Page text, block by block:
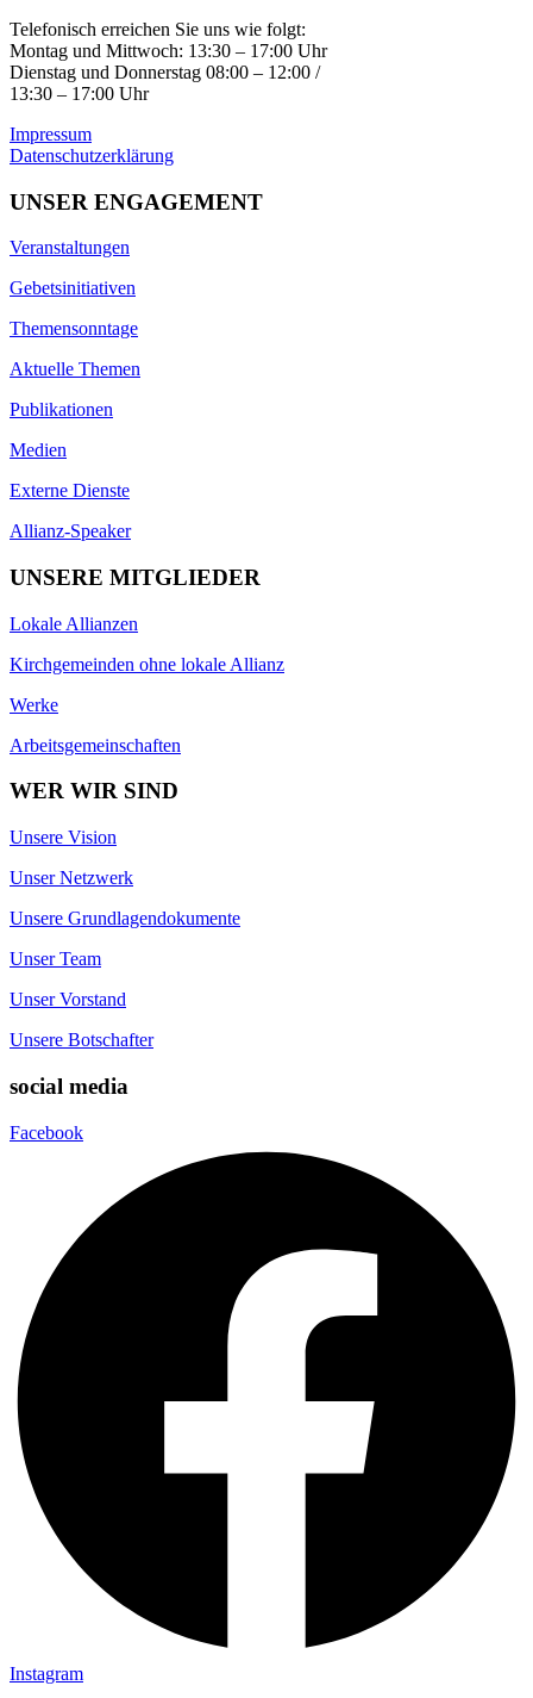
Telefonisch erreichen Sie uns wie folgt:
Montag und Mittwoch: 13:30 – 17:00 Uhr
Dienstag und Donnerstag 08:00 – 12:00 /
13:30 – 17:00 Uhr
Impressum
Datenschutzerklärung
UNSER ENGAGEMENT
Veranstaltungen
Gebetsinitiativen
Themensonntage
Aktuelle Themen
Publikationen
Medien
Externe Dienste
Allianz-Speaker
UNSERE MITGLIEDER
Lokale Allianzen
Kirchgemeinden ohne lokale Allianz
Werke
Arbeitsgemeinschaften
WER WIR SIND
Unsere Vision
Unser Netzwerk
Unsere Grundlagendokumente
Unser Team
Unser Vorstand
Unsere Botschafter
social media
Facebook
Instagram